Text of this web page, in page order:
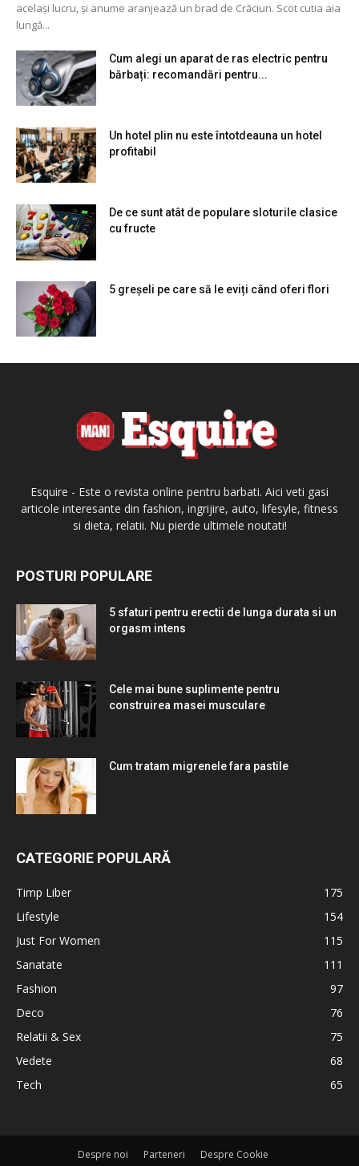
același lucru, și anume aranjează un brad de Crăciun. Scot cutia aia
lungă...
Cum alegi un aparat de ras electric pentru
bărbați: recomandări pentru...
Un hotel plin nu este întotdeauna un hotel
profitabil
De ce sunt atât de populare sloturile clasice
cu fructe
5 greșeli pe care să le eviți când oferi flori
Esquire - Este o revista online pentru barbati. Aici veti gasi
articole interesante din fashion, ingrijire, auto, lifesyle, fitness
si dieta, relatii. Nu pierde ultimele noutati!
POSTURI POPULARE
5 sfaturi pentru erectii de lunga durata si un
orgasm intens
Cele mai bune suplimente pentru
construirea masei musculare
Cum tratam migrenele fara pastile
CATEGORIE POPULARĂ
Timp Liber
175
Lifestyle
154
Just For Women
115
Sanatate
111
Fashion
97
Deco
76
Relatii & Sex
75
Vedete
68
Tech
65
Despre noi Parteneri
Despre Cookie